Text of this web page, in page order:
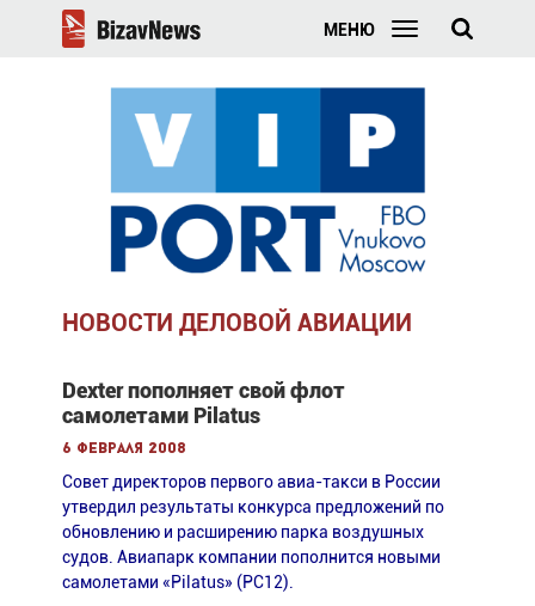
МЕНЮ
НОВОСТИ ДЕЛОВОЙ АВИАЦИИ
Dexter пополняет свой флот
самолетами Pilatus
6 февраля 2008
Совет директоров первого авиа-такси в России
утвердил результаты конкурса предложений по
обновлению и расширению парка воздушных
судов. Авиапарк компании пополнится новыми
самолетами «Pilatus» (РС12).